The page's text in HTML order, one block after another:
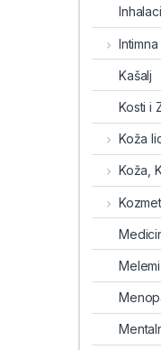
Kašalj
Kosti i
Koža
Koža,
Melemi